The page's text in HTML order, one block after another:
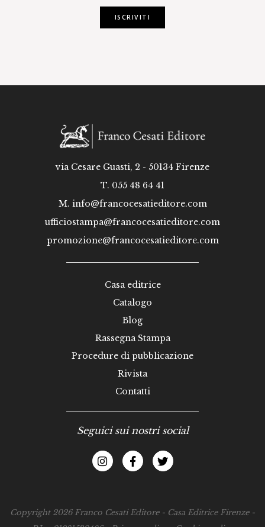
ISCRIVITI
via Cesare Guasti, 2 - 50134 Firenze
T. 055 48 64 41
M. info@francocesatieditore.com
ufficiostampa@francocesatieditore.com
promozione@francocesatieditore.com
Casa editrice
Catalogo
Blog
Rassegna Stampa
Procedure di pubblicazione
Rivista
Contatti
Seguici sui nostri social
Copyright 2026 Franco Cesati Editore - Casa Editrice Firenze -